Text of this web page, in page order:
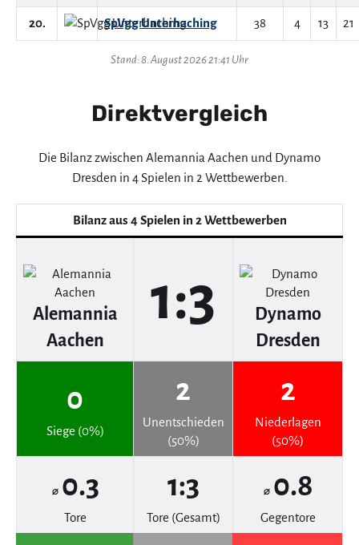
20. SpVgg Unterhaching 38 4 13 21
Stand: 8. August 2026 21:41 Uhr
Direktvergleich
Die Bilanz zwischen Alemannia Aachen und Dynamo
Dresden in 4 Spielen in 2 Wettbewerben.
Bilanz aus 4 Spielen in 2 Wettbewerben
Alemannia
Aachen
1:3
Dynamo
Dresden
0
Siege (0%)
2
Unentschieden
(50%)
2
Niederlagen
(50%)
⌀ 0.3
Tore
1:3
Tore (Gesamt)
⌀ 0.8
Gegentore